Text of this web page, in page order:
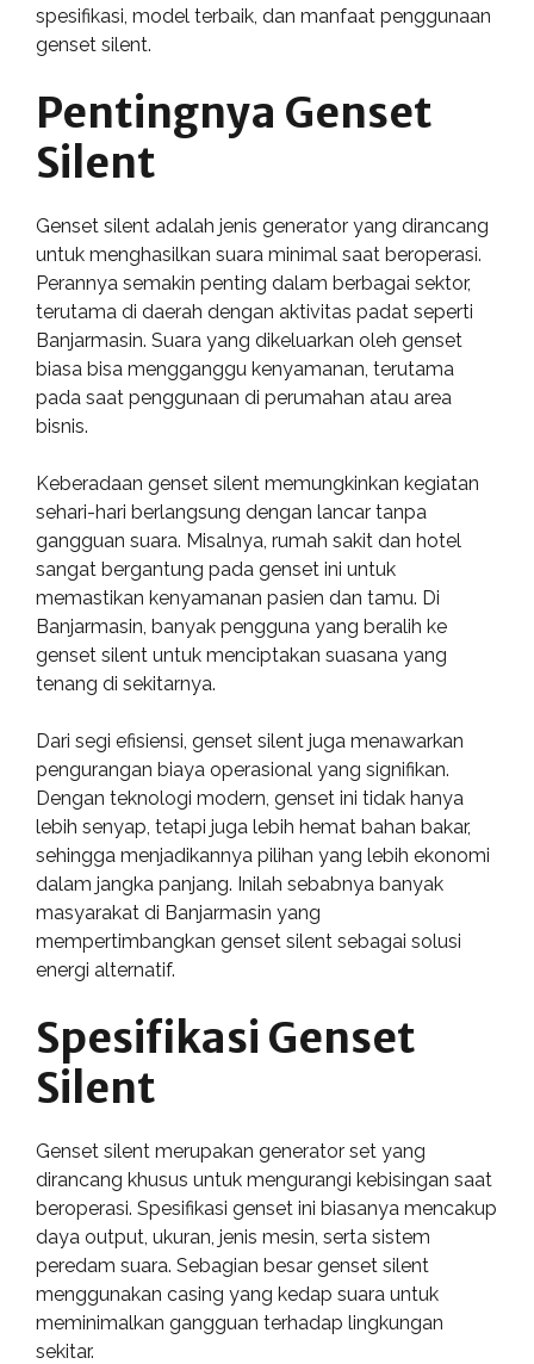
spesifikasi, model terbaik, dan manfaat penggunaan
genset silent.
Pentingnya Genset
Silent
Genset silent adalah jenis generator yang dirancang
untuk menghasilkan suara minimal saat beroperasi.
Perannya semakin penting dalam berbagai sektor,
terutama di daerah dengan aktivitas padat seperti
Banjarmasin. Suara yang dikeluarkan oleh genset
biasa bisa mengganggu kenyamanan, terutama
pada saat penggunaan di perumahan atau area
bisnis.
Keberadaan genset silent memungkinkan kegiatan
sehari-hari berlangsung dengan lancar tanpa
gangguan suara. Misalnya, rumah sakit dan hotel
sangat bergantung pada genset ini untuk
memastikan kenyamanan pasien dan tamu. Di
Banjarmasin, banyak pengguna yang beralih ke
genset silent untuk menciptakan suasana yang
tenang di sekitarnya.
Dari segi efisiensi, genset silent juga menawarkan
pengurangan biaya operasional yang signifikan.
Dengan teknologi modern, genset ini tidak hanya
lebih senyap, tetapi juga lebih hemat bahan bakar,
sehingga menjadikannya pilihan yang lebih ekonomi
dalam jangka panjang. Inilah sebabnya banyak
masyarakat di Banjarmasin yang
mempertimbangkan genset silent sebagai solusi
energi alternatif.
Spesifikasi Genset
Silent
Genset silent merupakan generator set yang
dirancang khusus untuk mengurangi kebisingan saat
beroperasi. Spesifikasi genset ini biasanya mencakup
daya output, ukuran, jenis mesin, serta sistem
peredam suara. Sebagian besar genset silent
menggunakan casing yang kedap suara untuk
meminimalkan gangguan terhadap lingkungan
sekitar.